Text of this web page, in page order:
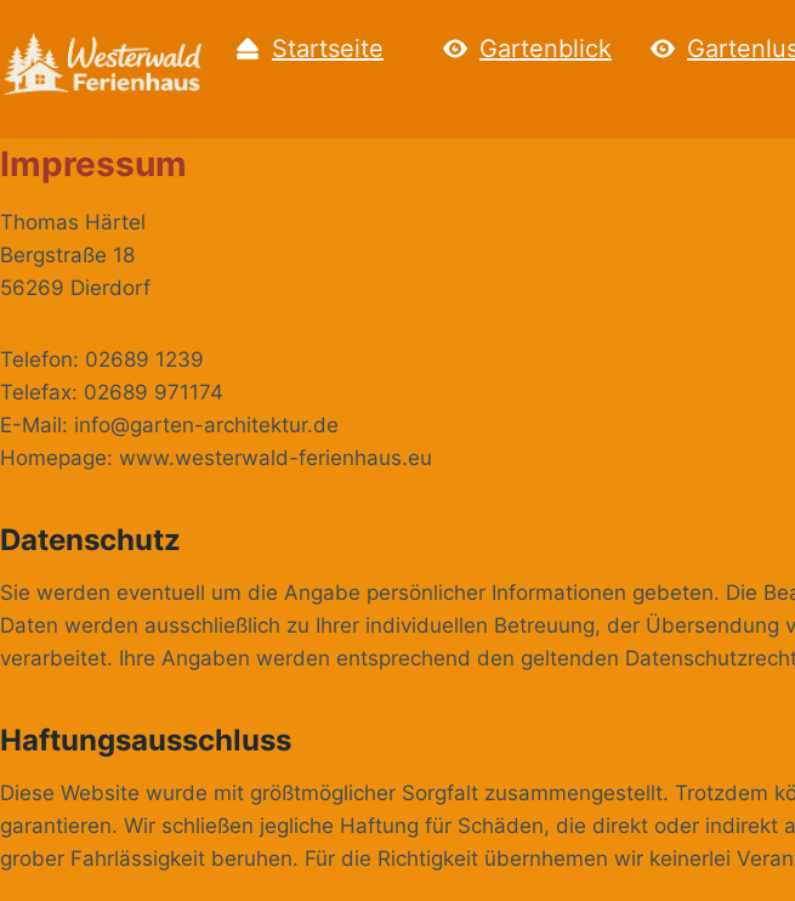
Inhalt
springen
Startseite Gartenblick
Impressum
Thomas Härtel
Bergstraße 18
56269 Dierdorf
Telefon: 02689 1239
Telefax: 02689 971174
E-Mail: info@garten-architektur.de
Homepage: www.westerwald-ferienhaus.eu
Datenschutz
Sie werden eventuell um die Angabe persönlicher Informationen gebeten. Die
Daten werden ausschließlich zu Ihrer individuellen Betreuung, der
verarbeitet. Ihre Angaben werden entsprechend den geltenden
Haftungsausschluss
Diese Website wurde mit größtmöglicher Sorgfalt zusammengestellt. Trotzdem
garantieren. Wir schließen jegliche Haftung für Schäden, die direkt oder
grober Fahrlässigkeit beruhen. Für die Richtigkeit übernhemen wir keinerlei